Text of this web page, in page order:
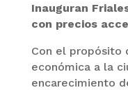
Inauguran
con precios
Con el propósito
económica a la
encarecimiento